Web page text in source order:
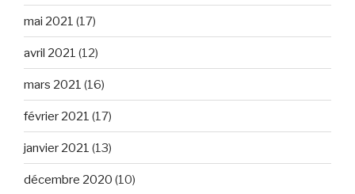
mai 2021 (17)
avril 2021 (12)
mars 2021 (16)
février 2021 (17)
janvier 2021 (13)
décembre 2020 (10)